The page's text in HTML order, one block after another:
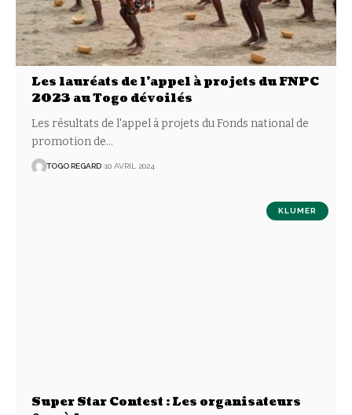
Les lauréats de l’appel à projets du FNPC
2023 au Togo dévoilés
Les résultats de l'appel à projets du Fonds national de
promotion de…
TOGO REGARD 10 AVRIL 2024
KLUMER
Super Star Contest : Les organisateurs